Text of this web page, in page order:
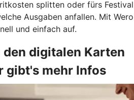
splitten oder fürs Festival
Ausgaben anfallen. Mit Wero
und einfach auf.
den digitalen Karten
gibt's mehr Infos